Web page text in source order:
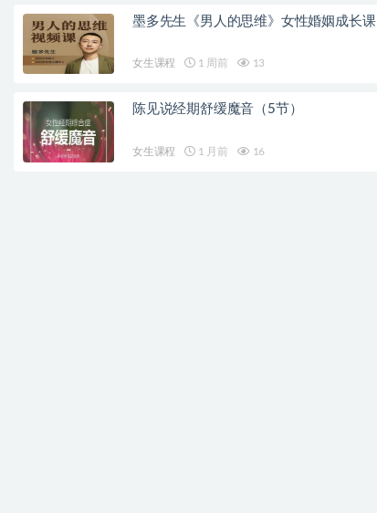
墨多先生《男人的思维》女性婚姻成长课
女生课程 1 周前 13
陈见说经期舒缓魔音（5节）
女生课程 1 月前 16